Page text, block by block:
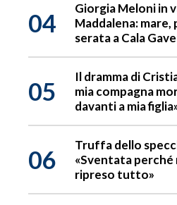
04
Giorgia Meloni in
Maddalena: mare,
serata a Cala
05
Il dramma di
mia compagna
davanti a mia
06
Truffa dello
«Sventata
ripreso tutto»